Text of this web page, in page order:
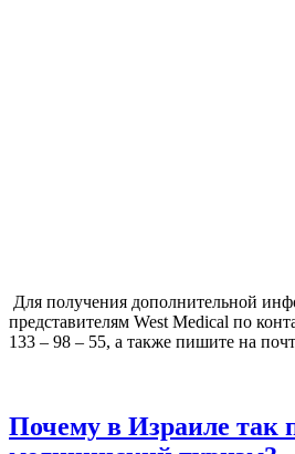
Для получения дополнительной
представителям West Medical по
133 – 98 – 55, а также пишите на
Почему в Израиле так